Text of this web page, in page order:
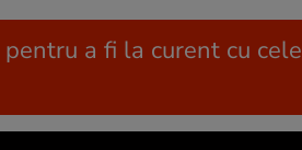
pentru a fi la curent cu cele